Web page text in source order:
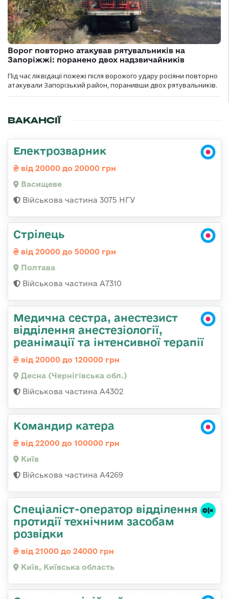
Ворог повторно атакував рятувальників на
Запоріжжі: поранено двох надзвичайників
Під час ліквідації пожежі після ворожого удару росіяни повторно
атакували Запорізький район, поранивши двох рятувальників.
ВАКАНСІЇ
Електрозварник
від 20000 до 20000 грн
Васищеве
Військова частина 3075 НГУ
Стрілець
від 20000 до 50000 грн
Полтава
Військова частина A7310
Медична сестра, анестезист
відділення анестезіології,
реанімації та інтенсивної терапії
від 20000 до 120000 грн
Десна (Чернігівська обл.)
Військова частина А4302
Командир катера
від 22000 до 100000 грн
Київ
Військова частина А4269
Спеціаліст-оператор відділення
протидії технічним засобам
розвідки
від 21000 до 24000 грн
Київ, Київська область